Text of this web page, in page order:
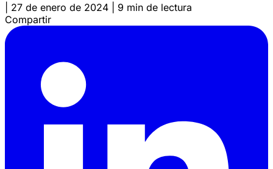
27 de enero de 2024
9 min de lectura
Compartir